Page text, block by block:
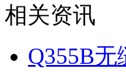
相关资讯
Q355B